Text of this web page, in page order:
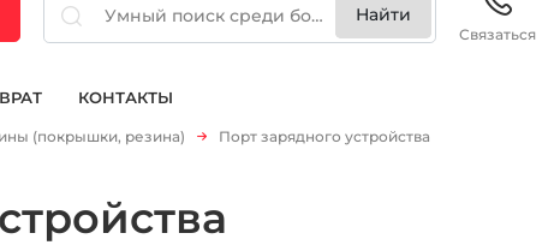
Связаться
КОНТАКТЫ
(покрышки, резина) Порт зарядного устройства